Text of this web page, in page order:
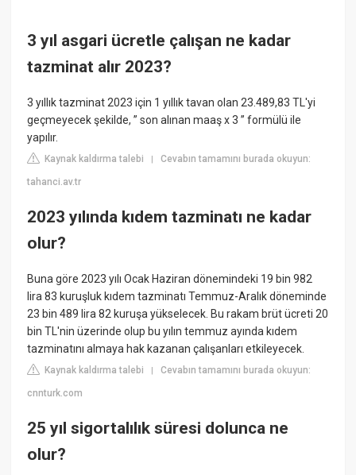
3 yıl asgari ücretle çalışan ne kadar
tazminat alır 2023?
3 yıllık tazminat 2023 için 1 yıllık tavan olan 23.489,83 TL'yi
geçmeyecek şekilde, ” son alınan maaş x 3 ” formülü ile
yapılır.
Kaynak kaldırma talebi |Cevabın tamamını burada okuyun:
tahanci.av.tr
2023 yılında kıdem tazminatı ne kadar
olur?
Buna göre 2023 yılı Ocak Haziran dönemindeki 19 bin 982
lira 83 kuruşluk kıdem tazminatı Temmuz-Aralık döneminde
23 bin 489 lira 82 kuruşa yükselecek. Bu rakam brüt ücreti 20
bin TL'nin üzerinde olup bu yılın temmuz ayında kıdem
tazminatını almaya hak kazanan çalışanları etkileyecek.
Kaynak kaldırma talebi |Cevabın tamamını burada okuyun:
cnnturk.com
25 yıl sigortalılık süresi dolunca ne
olur?